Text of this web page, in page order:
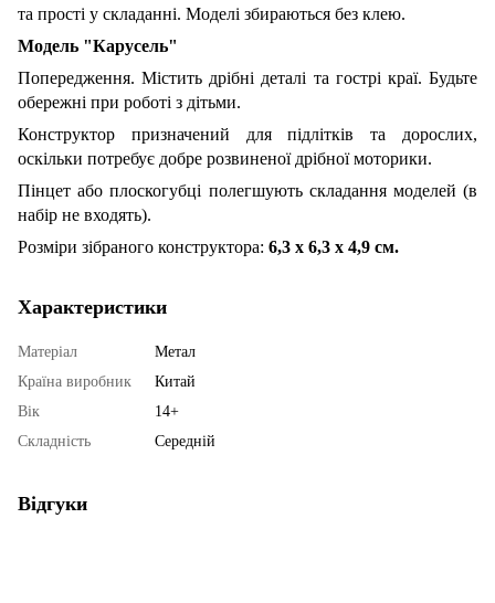
та прості у складанні. Моделі збираються без клею.
Модель "Карусель"
Попередження. Містить дрібні деталі та гострі краї. Будьте
обережні при роботі з дітьми.
Конструктор призначений для підлітків та дорослих,
оскільки потребує добре розвиненої дрібної моторики.
Пінцет або плоскогубці полегшують складання моделей (в
набір не входять).
Розміри зібраного конструктора: 6,3 х 6,3 х 4,9 см.
Характеристики
Матеріал
Метал
Країна виробник
Китай
Вік
14+
Складність
Середній
Відгуки